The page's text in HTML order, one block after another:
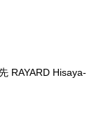
RAYARD Hisaya-